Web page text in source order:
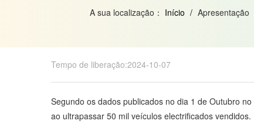
A sua localização： Início / Apresentação
Tempo de liberação:2024-10-07
Segundo os dados publicados no dia 1 de Outubro
ao ultrapassar 50 mil veículos electrificados vendidos.